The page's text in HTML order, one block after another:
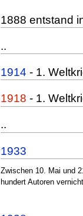
1888 entstand
..
1914 - 1.
1918 - 1.
..
1933
Zwischen 10. Mai und
hundert Autoren